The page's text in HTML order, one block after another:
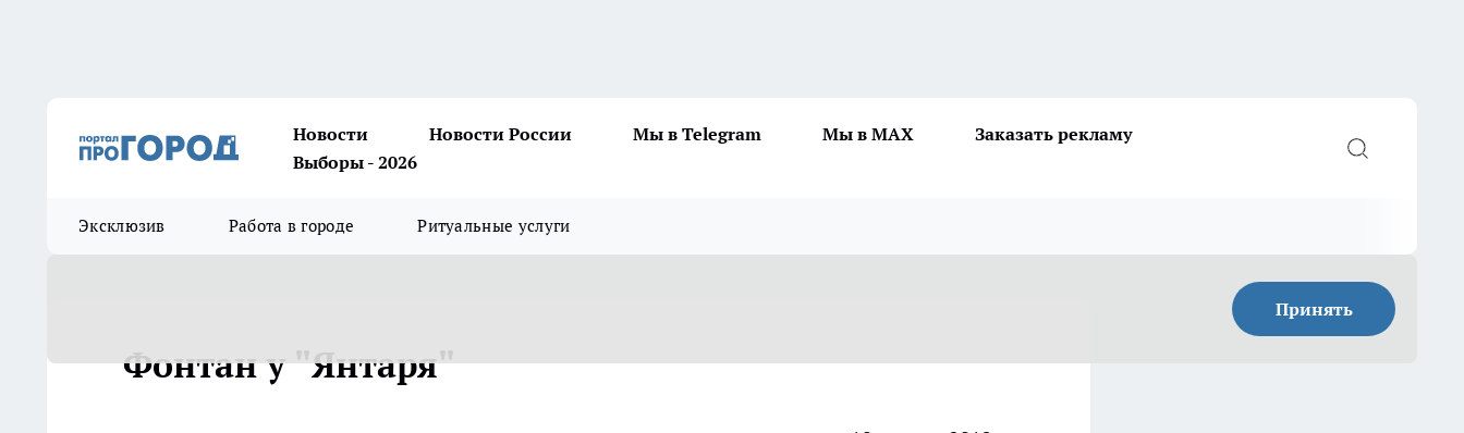
Новости Новости России Мы в Telegram Мы в MAX
Заказать рекламу
Выборы - 2026
Эксклюзив Работа в городе Ритуальные услуги
Принять
Фонтан у "Янтаря"